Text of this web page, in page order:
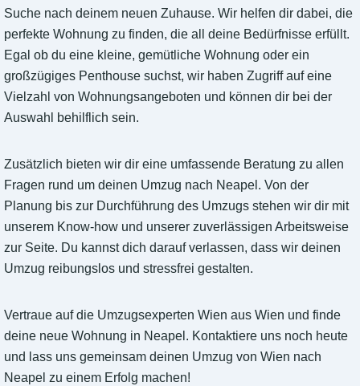
Suche nach deinem neuen Zuhause. Wir helfen dir dabei, die
perfekte Wohnung zu finden, die all deine Bedürfnisse erfüllt.
Egal ob du eine kleine, gemütliche Wohnung oder ein
großzügiges Penthouse suchst, wir haben Zugriff auf eine
Vielzahl von Wohnungsangeboten und können dir bei der
Auswahl behilflich sein.
Zusätzlich bieten wir dir eine umfassende Beratung zu allen
Fragen rund um deinen Umzug nach Neapel. Von der
Planung bis zur Durchführung des Umzugs stehen wir dir mit
unserem Know-how und unserer zuverlässigen Arbeitsweise
zur Seite. Du kannst dich darauf verlassen, dass wir deinen
Umzug reibungslos und stressfrei gestalten.
Vertraue auf die Umzugsexperten Wien aus Wien und finde
deine neue Wohnung in Neapel. Kontaktiere uns noch heute
und lass uns gemeinsam deinen Umzug von Wien nach
Neapel zu einem Erfolg machen!